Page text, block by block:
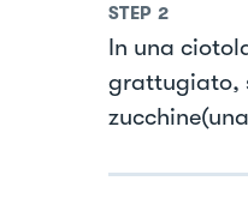
STEP 2
In una
grattugiato,